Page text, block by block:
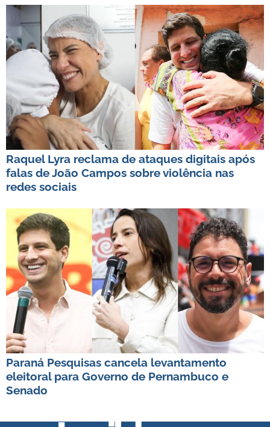
Raquel Lyra reclama de ataques digitais após
falas de João Campos sobre violência nas
redes sociais
Paraná Pesquisas cancela levantamento
eleitoral para Governo de Pernambuco e
Senado